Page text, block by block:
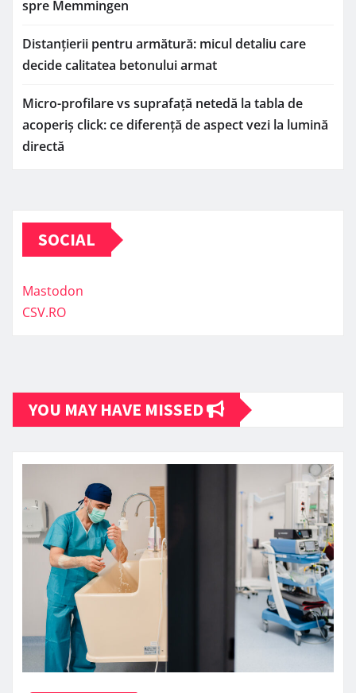
spre Memmingen
Distanțierii pentru armătură: micul detaliu care
decide calitatea betonului armat
Micro-profilare vs suprafață netedă la tabla de
acoperiș click: ce diferență de aspect vezi la lumină
directă
SOCIAL
Mastodon
CSV.RO
YOU MAY HAVE MISSED